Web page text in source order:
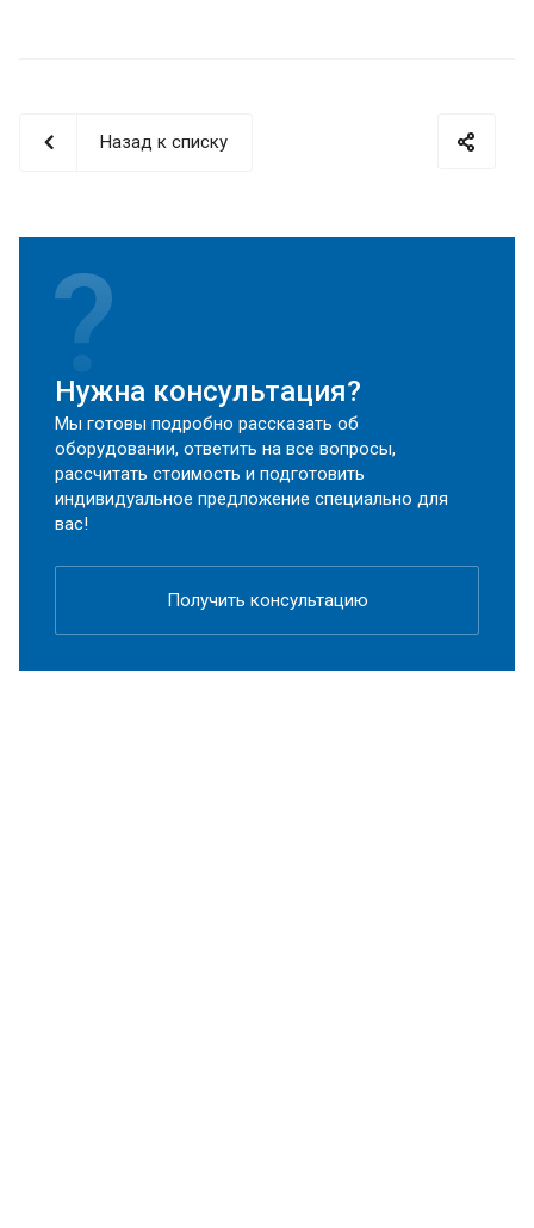
Назад к списку
Нужна консультация?
Мы готовы подробно рассказать об
оборудовании, ответить на все вопросы,
рассчитать стоимость и подготовить
индивидуальное предложение специально для
вас!
Получить консультацию